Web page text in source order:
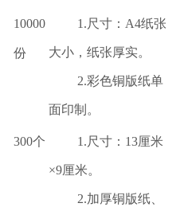
10000
份
1.尺寸：A4纸张
大小，纸张厚实。
2.彩色铜版纸单
面印制。
300个 1.尺寸：13厘米
×9厘米。
2.加厚铜版纸、